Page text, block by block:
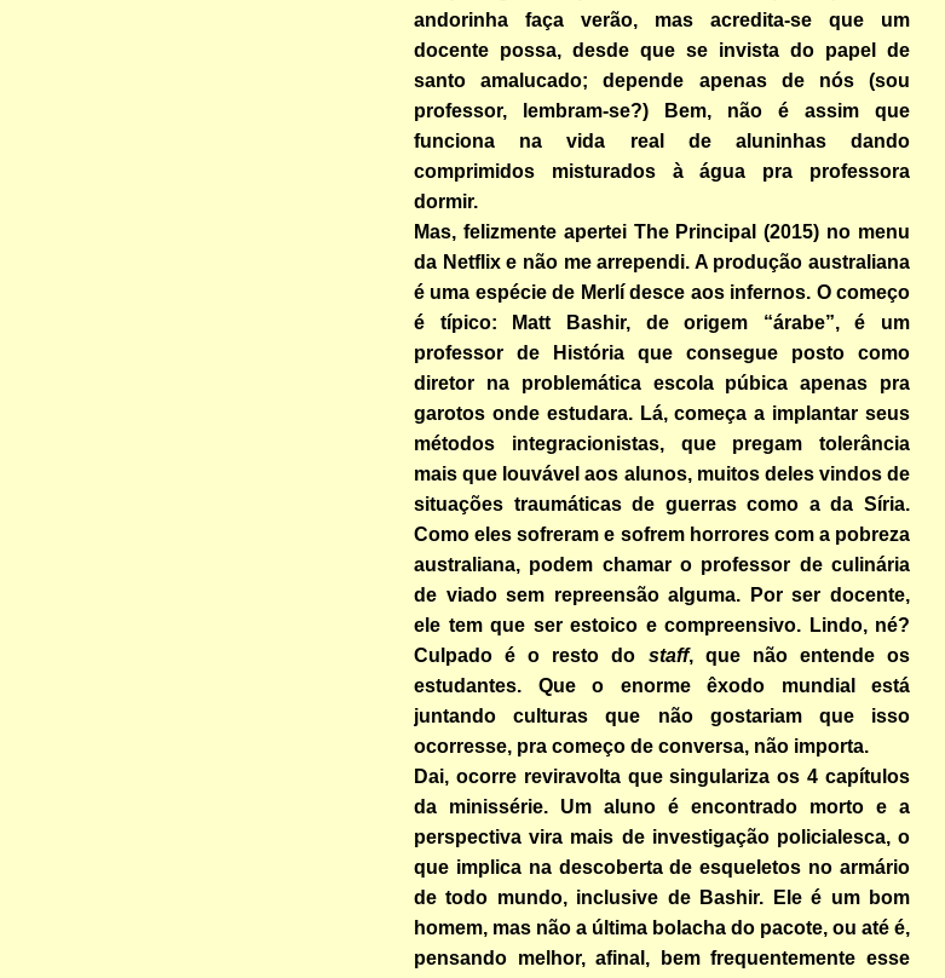
andorinha faça verão, mas acredita-se que um
docente possa, desde que se invista do papel de
santo amalucado; depende apenas de nós (sou
professor, lembram-se?) Bem, não é assim que
funciona na vida real de aluninhas dando
comprimidos misturados à água pra professora
dormir.
Mas, felizmente apertei The Principal (2015) no menu
da Netflix e não me arrependi. A produção australiana
é uma espécie de Merlí desce aos infernos. O começo
é típico: Matt Bashir, de origem “árabe”, é um
professor de História que consegue posto como
diretor na problemática escola púbica apenas pra
garotos onde estudara. Lá, começa a implantar seus
métodos integracionistas, que pregam tolerância
mais que louvável aos alunos, muitos deles vindos de
situações traumáticas de guerras como a da Síria.
Como eles sofreram e sofrem horrores com a pobreza
australiana, podem chamar o professor de culinária
de viado sem repreensão alguma. Por ser docente,
ele tem que ser estoico e compreensivo. Lindo, né?
Culpado é o resto do staff, que não entende os
estudantes. Que o enorme êxodo mundial está
juntando culturas que não gostariam que isso
ocorresse, pra começo de conversa, não importa.
Dai, ocorre reviravolta que singulariza os 4 capítulos
da minissérie. Um aluno é encontrado morto e a
perspectiva vira mais de investigação policialesca, o
que implica na descoberta de esqueletos no armário
de todo mundo, inclusive de Bashir. Ele é um bom
homem, mas não a última bolacha do pacote, ou até é,
pensando melhor, afinal, bem frequentemente esse